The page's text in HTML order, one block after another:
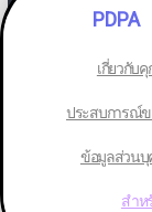
31 กรกฎาคม
PDPA
เกี่ยวกับ
ประสบการณ์ข
ข้อมูลส่วนบุ
สำห